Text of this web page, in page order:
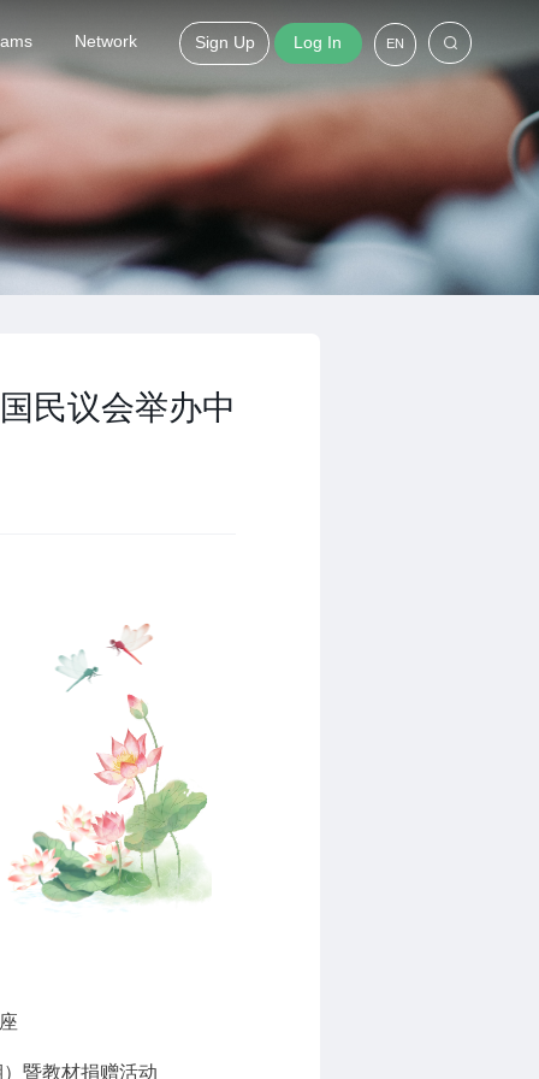
Network Sign Up Log In EN
民议会举办中
暨教材捐赠活动